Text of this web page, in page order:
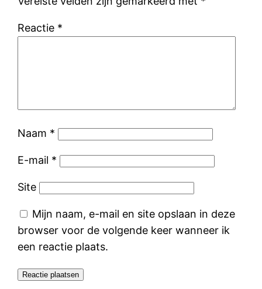
Reactie *
Naam *
E-mail *
Site
Mijn naam, e-mail en site opslaan in deze
browser voor de volgende keer wanneer ik
een reactie plaats.